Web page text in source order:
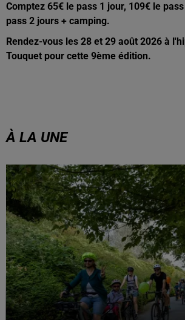
Comptez 65€ le pass 1 jour, 109€ le
pass 2 jours + camping.
Rendez-vous les 28 et 29 août 2026 à
Touquet pour cette 9ème édition.
À LA UNE